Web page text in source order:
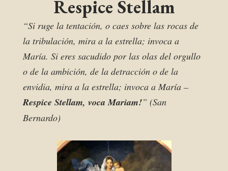
Respice Stellam
“Si ruge la tentación, o caes sobre las rocas de
la tribulación, mira a la estrella; invoca a
María. Si eres sacudido por las olas del orgullo
o de la ambición, de la detracción o de la
envidia, mira a la estrella; invoca a María –
Respice Stellam, voca Mariam!” (San
Bernardo)